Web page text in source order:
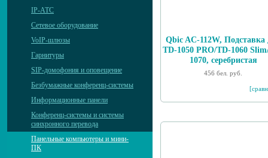
IP-АТС
Сетевое оборудование
VoIP-шлюзы
Гарнитуры
SIP-домофония и оповещение
Безбумажные конференц-системы
Информационные панели
Конференц-системы и системы
синхронного перевода
Панельные компьютеры и мини-
ПК
Qbic AC-112W, Подставка
TD-1050 PRO/TD-1060
1070, серебристая
456 бел. руб.